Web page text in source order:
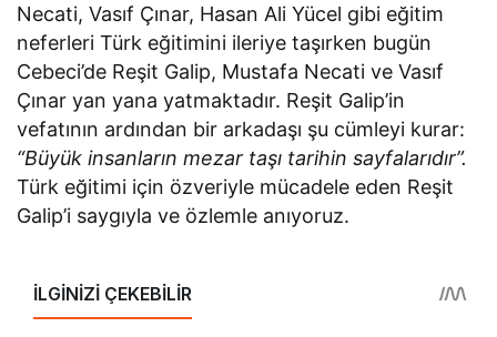
Necati, Vasıf Çınar, Hasan Ali Yücel gibi eğitim
neferleri Türk eğitimini ileriye taşırken bugün
Cebeci’de Reşit Galip, Mustafa Necati ve Vasıf
Çınar yan yana yatmaktadır. Reşit Galip’in
vefatının ardından bir arkadaşı şu cümleyi kurar:
“Büyük insanların mezar taşı tarihin sayfalarıdır”.
Türk eğitimi için özveriyle mücadele eden Reşit
Galip’i saygıyla ve özlemle anıyoruz.